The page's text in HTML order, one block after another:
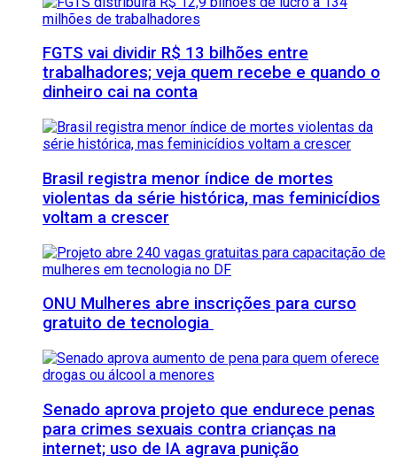
FGTS vai dividir R$ 13 bilhões entre
trabalhadores; veja quem recebe e quando o
dinheiro cai na conta
Brasil registra menor índice de mortes
violentas da série histórica, mas feminicídios
voltam a crescer
ONU Mulheres abre inscrições para curso
gratuito de tecnologia
Senado aprova projeto que endurece penas
para crimes sexuais contra crianças na
internet; uso de IA agrava punição